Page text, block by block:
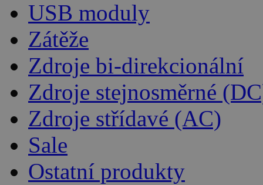
USB moduly
Zátěže
Zdroje bi-direkcionální
Zdroje stejnosměrné
Zdroje střídavé (AC)
Sale
Ostatní produkty